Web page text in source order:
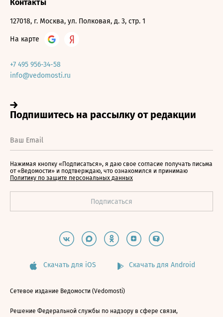
Контакты
127018, г. Москва, ул. Полковая, д. 3, стр. 1
На карте
+7 495 956-34-58
info@vedomosti.ru
Нажимая кнопку «Подписаться», я даю свое согласие получать письма
от «Ведомости» и подтверждаю, что ознакомился и принимаю
Политику по защите персональных данных
Скачать для iOS Скачать для Android
Сетевое издание Ведомости (Vedomosti)
Решение Федеральной службы по надзору в сфере связи,